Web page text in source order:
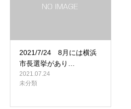
2021/7/24 8月には横浜
市長選挙があり…
2021.07.24
未分類